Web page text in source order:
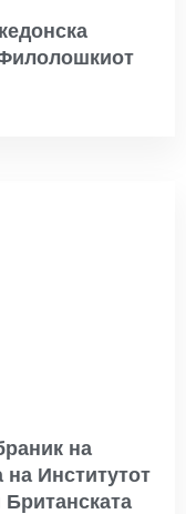
на
на Институтот
Британската